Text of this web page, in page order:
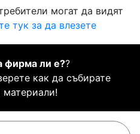
могат да видят
тук за да влезете
фирма ли е??
как да събирате
материали!